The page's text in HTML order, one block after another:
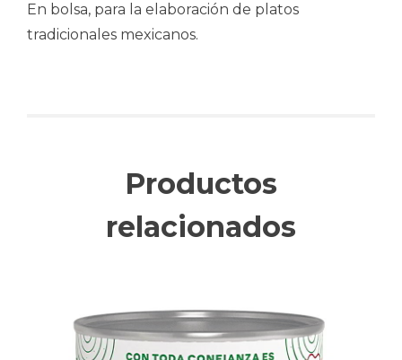
En bolsa, para la elaboración de platos
tradicionales mexicanos.
Productos
relacionados